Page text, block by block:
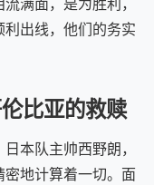
出线，他们的务实
比亚的救赎
本队主帅西野朗，
地计算着一切。面